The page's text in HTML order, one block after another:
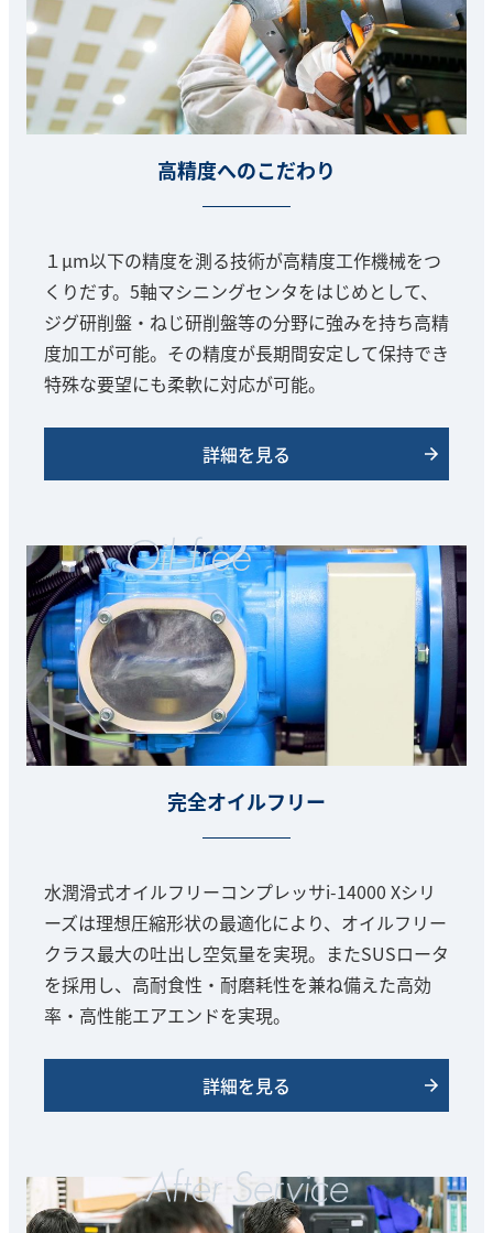
高精度へのこだわり
１μm以下の精度を測る技術が高精度工作機械をつ
くりだす。5軸マシニングセンタをはじめとして、
ジグ研削盤・ねじ研削盤等の分野に強みを持ち高精
度加工が可能。その精度が長期間安定して保持でき
特殊な要望にも柔軟に対応が可能。
詳細を見る
完全オイルフリー
水潤滑式オイルフリーコンプレッサi-14000 Xシリ
ーズは理想圧縮形状の最適化により、オイルフリー
クラス最大の吐出し空気量を実現。またSUSロータ
を採用し、高耐食性・耐磨耗性を兼ね備えた高効
率・高性能エアエンドを実現。
詳細を見る